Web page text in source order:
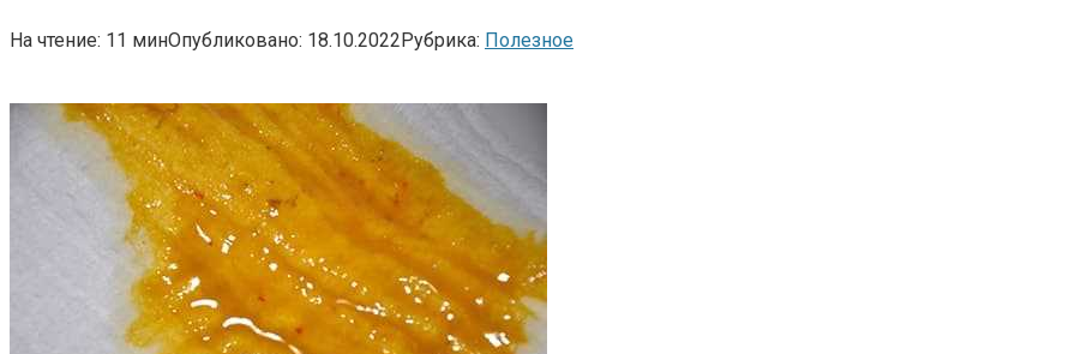
На чтение: 11 минОпубликовано: 18.10.2022Рубрика: Полезное